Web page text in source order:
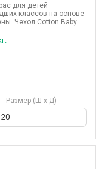
Размер (Ш х Д)
для детей
классов на основе
Чехол Cotton Baby